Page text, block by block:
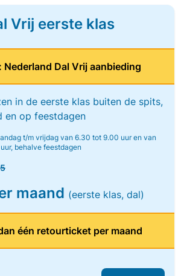
Vrij eerste klas
Dal Vrij aanbieding
in de eerste klas buiten de spits,
en op feestdagen
t/m vrijdag van 6.30 tot 9.00 uur en van
behalve feestdagen
maand (eerste klas, dal)
één retourticket per maand